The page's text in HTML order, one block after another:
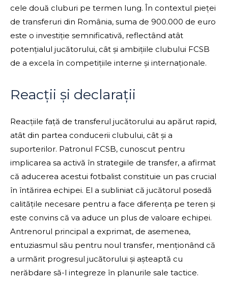
cele două cluburi pe termen lung. În contextul pieței
de transferuri din România, suma de 900.000 de euro
este o investiție semnificativă, reflectând atât
potențialul jucătorului, cât și ambițiile clubului FCSB
de a excela în competițiile interne și internaționale.
Reacții și declarații
Reacțiile față de transferul jucătorului au apărut rapid,
atât din partea conducerii clubului, cât și a
suporterilor. Patronul FCSB, cunoscut pentru
implicarea sa activă în strategiile de transfer, a afirmat
că aducerea acestui fotbalist constituie un pas crucial
în întărirea echipei. El a subliniat că jucătorul posedă
calitățile necesare pentru a face diferența pe teren și
este convins că va aduce un plus de valoare echipei.
Antrenorul principal a exprimat, de asemenea,
entuziasmul său pentru noul transfer, menționând că
a urmărit progresul jucătorului și așteaptă cu
nerăbdare să-l integreze în planurile sale tactice.